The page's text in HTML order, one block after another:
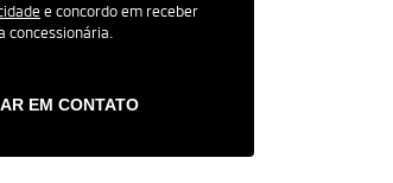
e concordo em receber
concessionária.
EM CONTATO